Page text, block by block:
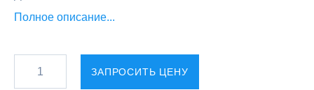
Полное описание...
ЗАПРОСИТЬ ЦЕНУ